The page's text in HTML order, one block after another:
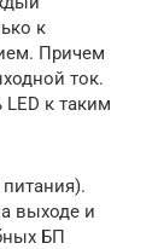
к
Причем
ток.
к таким
выходе и
БП